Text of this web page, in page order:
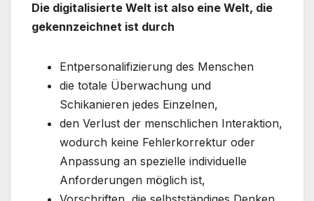
Die digitalisierte Welt ist also eine Welt, die
gekennzeichnet ist durch
Entpersonalifizierung des Menschen
die totale Überwachung und
Schikanieren jedes Einzelnen,
den Verlust der menschlichen Interaktion,
wodurch keine Fehlerkorrektur oder
Anpassung an spezielle individuelle
Anforderungen möglich ist,